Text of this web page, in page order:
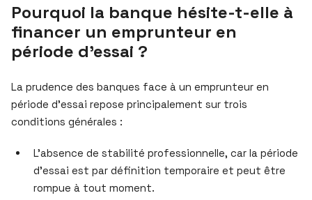
Pourquoi la banque hésite-t-elle à
financer un emprunteur en
période d’essai ?
La prudence des banques face à un emprunteur en
période d’essai repose principalement sur trois
conditions générales :
L’absence de stabilité professionnelle, car la période
d’essai est par définition temporaire et peut être
rompue à tout moment.